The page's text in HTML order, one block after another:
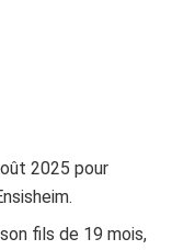
2025 pour
fils de 19 mois,